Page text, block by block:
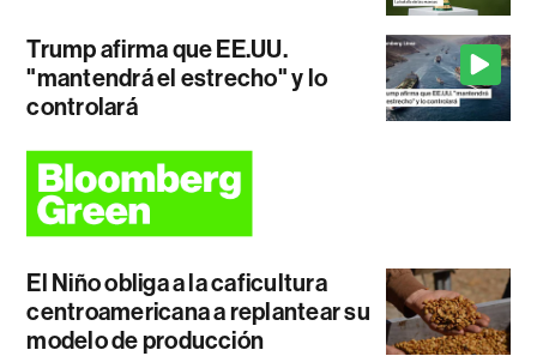
Trump afirma que EE.UU.
"mantendrá el estrecho" y lo
controlará
El Niño obliga a la caficultura
centroamericana a replantear su
modelo de producción